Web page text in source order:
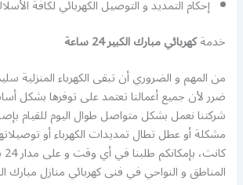
إحكام التمديد و التوصيل الكهربائي لكافة
خدمةكهربائي مبارك الكبير 24 ساعة
من المهم و الضروري أن تبقى الكهرباء المنزلية
ضرر لأن جميع أعمالنا تعتمد على توفرها بشكل
شركتنا نعمل بشكل متواصل طوال اليوم للقيام
مشكلة أو عطل تطال تمديدات الكهرباء أو
المناطق و النواحي في فنى كهربائي منازل مبارك